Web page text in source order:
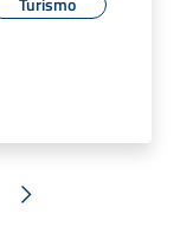
Successiva »